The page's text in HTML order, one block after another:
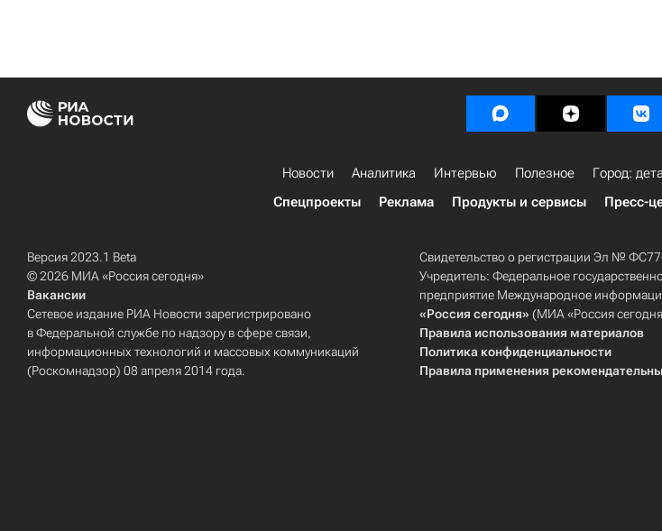
Новости Аналитика Интервью Полезное Город:
Спецпроекты
Реклама Продукты и сервисы Пресс-
Версия 2023.1 Beta
© 2026 МИА «Россия сегодня»
Вакансии
Сетевое издание РИА Новости зарегистрировано
в Федеральной службе по надзору в сфере связи,
информационных технологий и массовых коммуникаций
(Роскомнадзор) 08 апреля 2014 года.
Свидетельство о регистрации Эл №
Учредитель: Федеральное
предприятие Международное
«Россия сегодня» (МИА «Россия
Правила использования материалов
Политика конфиденциальности
Правила применения